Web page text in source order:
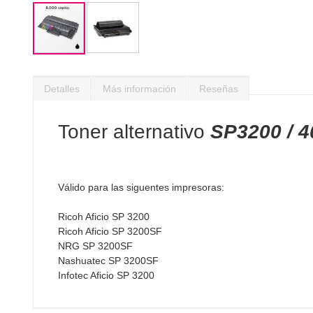
comienzo
Detalles
Toner alternativo SP3200 /
Válido para las siguentes impresoras:
Ricoh Aficio SP 3200
Ricoh Aficio SP 3200SF
NRG SP 3200SF
Nashuatec SP 3200SF
Infotec Aficio SP 3200
Más información Reseñas